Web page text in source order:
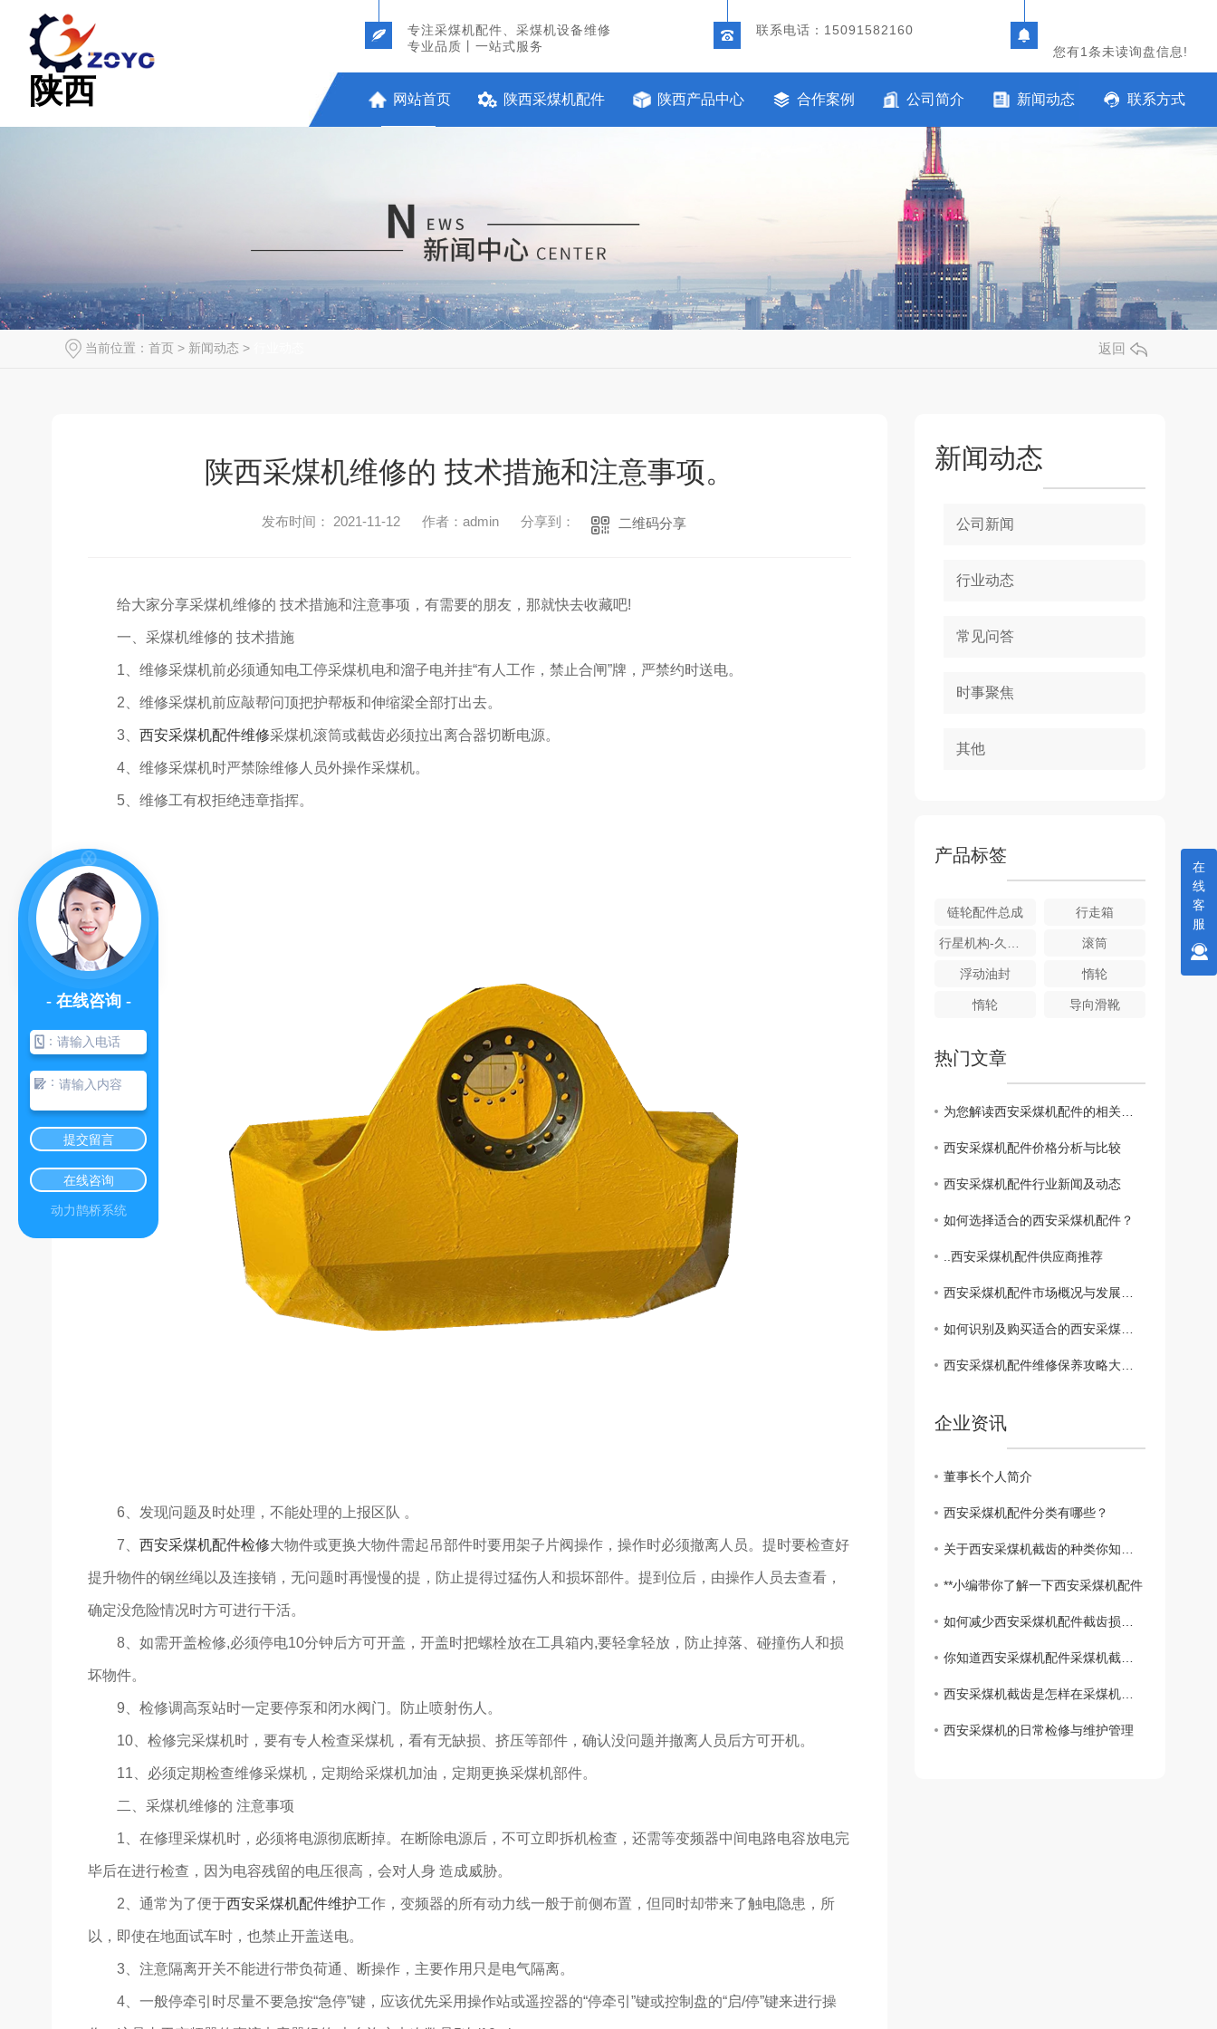
陕西
专注采煤机配件、采煤机设备维修
专业品质丨一站式服务
联系电话：15091582160
您有1 条未读询盘信息!
网站首页 陕西采煤机配件 陕西产品中心 合作案例 公司简介 新闻动态 联系方式
当前位置： 首页 > 新闻动态 > 返回
陕西采煤机维修的 技术措施和注意事项。
发布时间： 2021-11-12 作者：admin 分享到： 二维码分享
给大家分享采煤机维修的 技术措施和注意事项，有需要的朋友，那就快去收藏吧!
一、采煤机维修的 技术措施
1、维修采煤机前必须通知电工停采煤机电和溜子电并挂“有人工作，禁止合闸”牌，严禁约时送电。
2、维修采煤机前应敲帮问顶把护帮板和伸缩梁全部打出去。
3、 西安采煤机配件维修采煤机滚筒或截齿必须拉出离合器切断电源。
4、维修采煤机时严禁除维修人员外操作采煤机。
5、维修工有权拒绝违章指挥。
6、发现问题及时处理，不能处理的上报区队 。
7、 西安采煤机配件检修大物件或更换大物件需起吊部件时要用架子片阀操作，操作时必须撤离人员。提时要检查好
提升物件的钢丝绳以及连接销，无问题时再慢慢的提，防止提得过猛伤人和损坏部件。提到位后，由操作人员去查看，
确定没危险情况时方可进行干活。
8、如需开盖检修,必须停电10分钟后方可开盖，开盖时把螺栓放在工具箱内,要轻拿轻放，防止掉落、碰撞伤人和损
坏物件。
9、检修调高泵站时一定要停泵和闭水阀门。防止喷射伤人。
10、检修完采煤机时，要有专人检查采煤机，看有无缺损、挤压等部件，确认没问题并撤离人员后方可开机。
11、必须定期检查维修采煤机，定期给采煤机加油，定期更换采煤机部件。
二、采煤机维修的 注意事项
1、在修理采煤机时，必须将电源彻底断掉。在断除电源后，不可立即拆机检查，还需等变频器中间电路电容放电完
毕后在进行检查，因为电容残留的电压很高，会对人身 造成威胁。
2、通常为了便于西安采煤机配件维护工作，变频器的所有动力线一般于前侧布置，但同时却带来了触电隐患，所
以，即使在地面试车时，也禁止开盖送电。
3、注意隔离开关不能进行带负荷通、断操作，主要作用只是电气隔离。
4、一般停牵引时尽量不要急按“急停”键，应该优先采用操作站或遥控器的“停牵引”键或控制盘的“启/停”键来进行操
新闻动态
公司新闻
行业动态
常见问答
时事聚焦
其他
产品标签
链轮配件总成 行走箱
行星机构-久益采煤机配件 滚筒
浮动油封 惰轮
惰轮 导向滑靴
热门文章
为您解读西安采煤机配件的相关知识
西安采煤机配件价格分析与比较
西安采煤机配件行业新闻及动态
如何选择适合的西安采煤机配件？
..西安采煤机配件供应商推荐
西安采煤机配件市场概况与发展趋势
如何识别及购买适合的西安采煤机配件
西安采煤机配件维修保养攻略大揭秘
企业资讯
董事长个人简介
西安采煤机配件分类有哪些？
关于西安采煤机截齿的种类你知道吗？
**小编带你了解一下西安采煤机配件
如何减少西安采煤机配件截齿损耗？
你知道西安采煤机配件采煤机截齿的正确使用方式采煤机截齿的正确使用方式吗？
西安采煤机截齿是怎样在采煤机上进行工作的
西安采煤机的日常检修与维护管理
在
线
客
服
- 在线咨询 -
：
：
提交留言
在线咨询
动力鹊桥系统